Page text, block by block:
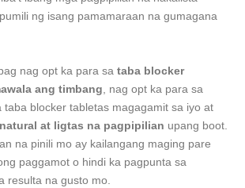
ng isang pamamaraan na gumagana
nag opt ka para sa taba blocker
ang timbang , nag opt ka para sa
taba blocker tabletas magagamit sa iyo at
natural at ligtas na pagpipilian upang boot.
na pinili mo ay kailangang maging pare
paggamot o hindi ka pagpunta sa
resulta na gusto mo.